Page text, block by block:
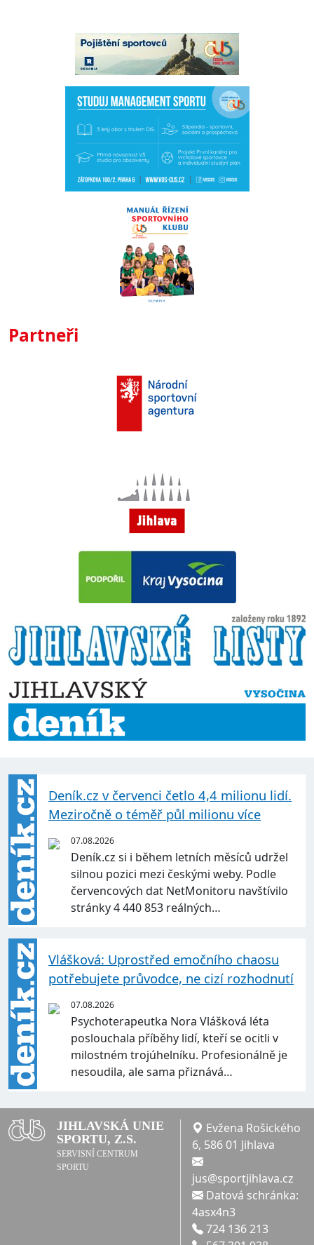
Partneři
Deník.cz v červenci četlo 4,4 milionu lidí.
Meziročně o téměř půl milionu více
07.08.2026
Deník.cz si i během letních měsíců udržel
silnou pozici mezi českými weby. Podle
červencových dat NetMonitoru navštívilo
stránky 4 440 853 reálných…
Vlášková: Uprostřed emočního chaosu
potřebujete průvodce, ne cizí rozhodnutí
07.08.2026
Psychoterapeutka Nora Vlášková léta
poslouchala příběhy lidí, kteří se ocitli v
milostném trojúhelníku. Profesionálně je
nesoudila, ale sama přiznává…
JIHLAVSKÁ UNIE
SPORTU, Z.S.
SERVISNÍ CENTRUM
SPORTU
Evžena Rošického
6, 586 01 Jihlava
jus@sportjihlava.cz
Datová schránka:
4asx4n3
724 136 213